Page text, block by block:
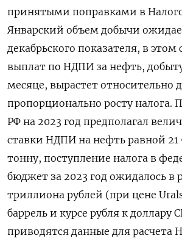
принятыми поправками в
Январский объем добычи
декабрьского показателя, в этом
выплат по НДПИ за нефть,
месяце, вырастет относительно
пропорционально росту налога.
РФ на 2023 год предполагал
ставки НДПИ на нефть равной 21
тонну, поступление налога в
бюджет за 2023 год ожидалось в
триллиона рублей (при цене
баррель и курсе рубля к
приводятся данные для расчета